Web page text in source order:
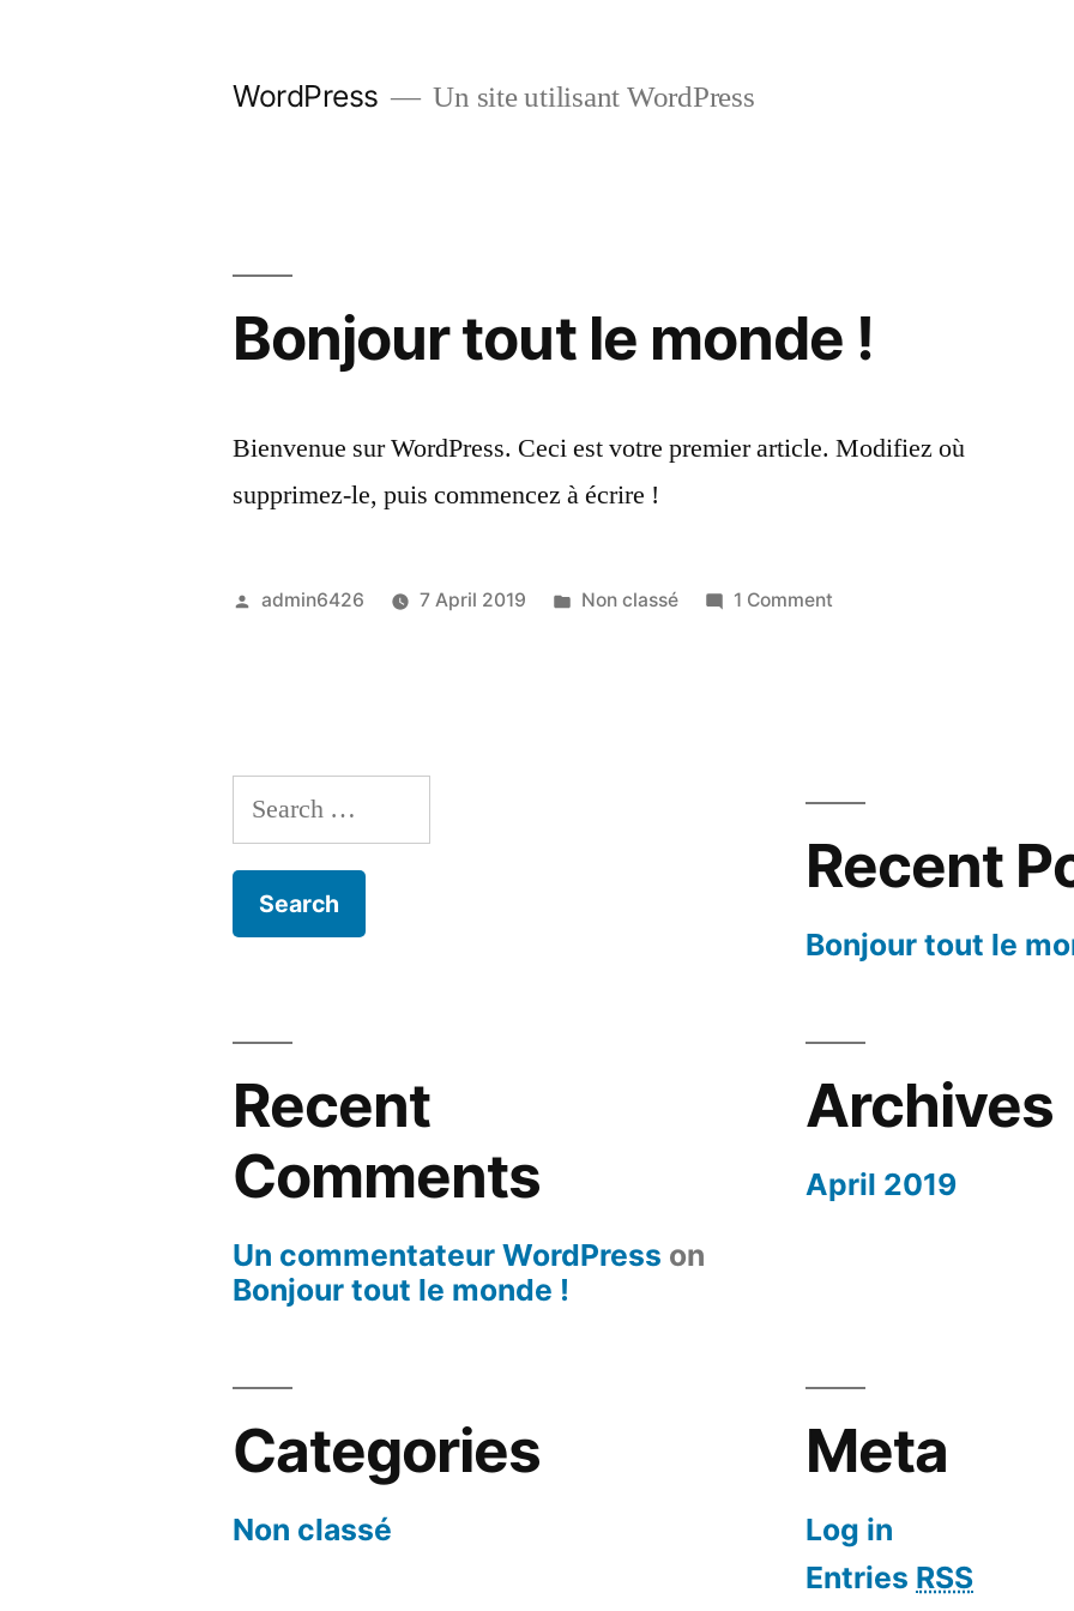
WordPress Un site utilisant WordPress
Bonjour tout le monde !
Bienvenue sur WordPress. Ceci est votre premier article. Modifiez où
supprimez-le, puis commencez à écrire !
Posted
admin6426 7 April 2019
Posted
Non classé 1 Commenton
Search
for:
Recent
Bonjour tout le
Recent
Comments
Un commentateur WordPress on
Bonjour tout le monde !
Archives
April 2019
Categories
Non classé
Meta
Log in
Entries RSS